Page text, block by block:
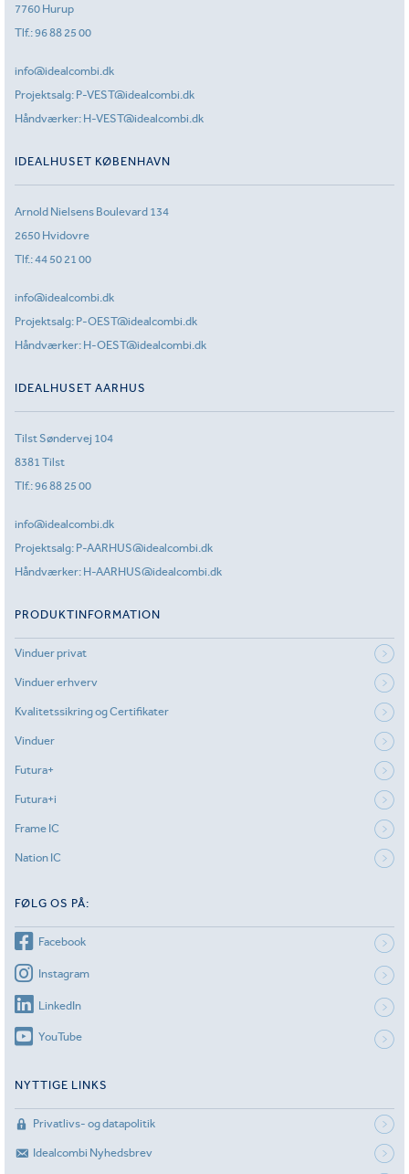
7760 Hurup
Tlf.:96 88 25 00
info@idealcombi.dk
Projektsalg: P-VEST@idealcombi.dk
Håndværker: H-VEST@idealcombi.dk
IDEALHUSET KØBENHAVN
Arnold Nielsens Boulevard 134
2650 Hvidovre
Tlf.:44 50 21 00
info@idealcombi.dk
Projektsalg: P-OEST@idealcombi.dk
Håndværker: H-OEST@idealcombi.dk
IDEALHUSET AARHUS
Tilst Søndervej 104
8381 Tilst
Tlf.:96 88 25 00
info@idealcombi.dk
Projektsalg: P-AARHUS@idealcombi.dk
Håndværker: H-AARHUS@idealcombi.dk
PRODUKTINFORMATION
Vinduer privat
Vinduer erhverv
Kvalitetssikring og Certifikater
Vinduer
Futura+
Futura+i
Frame IC
Nation IC
FØLG OS PÅ:
Facebook
Instagram
LinkedIn
YouTube
NYTTIGE LINKS
Privatlivs- og datapolitik
Idealcombi Nyhedsbrev